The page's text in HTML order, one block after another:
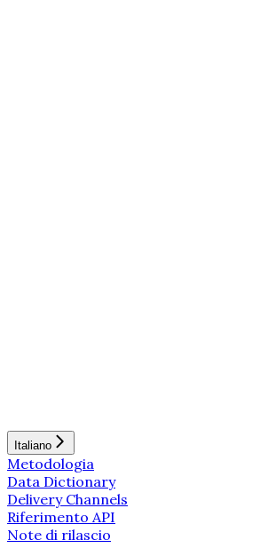
Italiano
Metodologia
Data Dictionary
Delivery Channels
Riferimento API
Note di rilascio